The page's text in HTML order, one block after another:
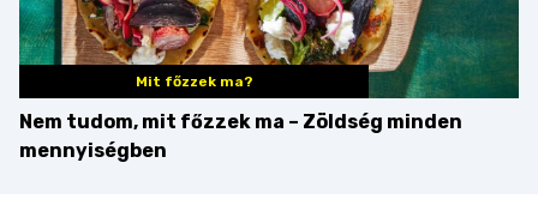
Mit főzzek ma?
Nem tudom, mit főzzek ma – Zöldség minden
mennyiségben